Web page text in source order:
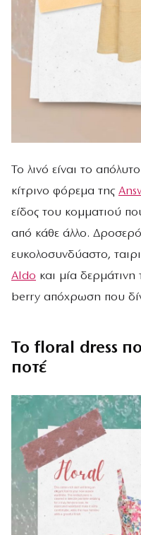
Το λινό είναι το
κίτρινο φόρεμα της
είδος του κομματιού
από κάθε άλλο.
ευκολοσυνδύαστο,
Aldo και μία δερμάτινη
berry απόχρωση που
Το floral dress
ποτέ